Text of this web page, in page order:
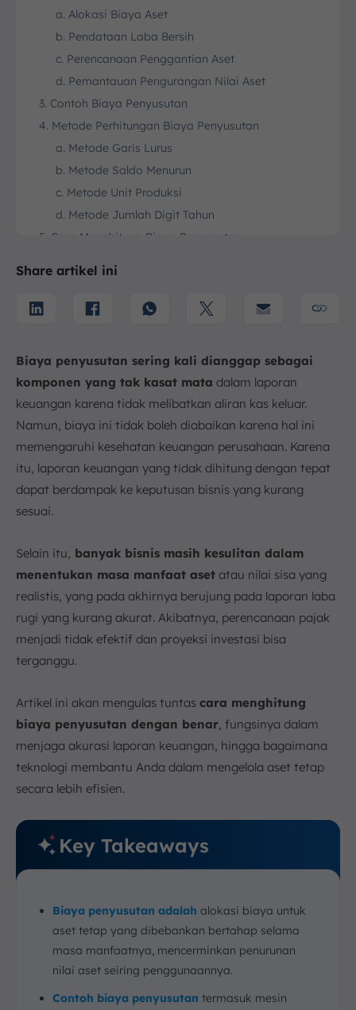
a. Alokasi Biaya Aset
b. Pendataan Laba Bersih
c. Perencanaan Penggantian Aset
d. Pemantauan Pengurangan Nilai Aset
3. Contoh Biaya Penyusutan
4. Metode Perhitungan Biaya Penyusutan
a. Metode Garis Lurus
b. Metode Saldo Menurun
c. Metode Unit Produksi
d. Metode Jumlah Digit Tahun
5. Cara Menghitung Biaya Penyusutan
Share artikel ini
Biaya penyusutan sering kali dianggap sebagai
komponen yang tak kasat mata dalam laporan
keuangan karena tidak melibatkan aliran kas keluar.
Namun, biaya ini tidak boleh diabaikan karena hal ini
memengaruhi kesehatan keuangan perusahaan. Karena
itu, laporan keuangan yang tidak dihitung dengan tepat
dapat berdampak ke keputusan bisnis yang kurang
sesuai.
Selain itu, banyak bisnis masih kesulitan dalam
menentukan masa manfaat aset atau nilai sisa yang
realistis, yang pada akhirnya berujung pada laporan laba
rugi yang kurang akurat. Akibatnya, perencanaan pajak
menjadi tidak efektif dan proyeksi investasi bisa
terganggu.
Artikel ini akan mengulas tuntas cara menghitung
biaya penyusutan dengan benar, fungsinya dalam
menjaga akurasi laporan keuangan, hingga bagaimana
teknologi membantu Anda dalam mengelola aset tetap
secara lebih efisien.
Key Takeaways
Biaya penyusutan adalah alokasi biaya untuk
aset tetap yang dibebankan bertahap selama
masa manfaatnya, mencerminkan penurunan
nilai aset seiring penggunaannya.
Contoh biaya penyusutan termasuk mesin